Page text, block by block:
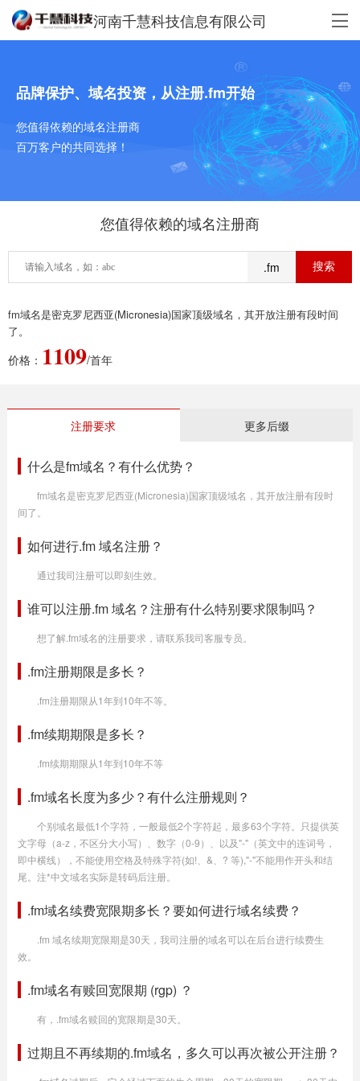
河南千慧科技信息有限公司
品牌保护、域名投资，从注册.fm开始
您值得依赖的域名注册商
百万客户的共同选择！
您值得依赖的域名注册商
.fm
fm域名是密克罗尼西亚(Micronesia)国家顶级域名，其开放注册有段时间
了。
价格： 1109/首年
注册要求 更多后缀
什么是fm域名？有什么优势？
fm域名是密克罗尼西亚(Micronesia)国家顶级域名，其开放注册有段时
间了。
如何进行.fm 域名注册？
通过我司注册可以即刻生效。
谁可以注册.fm 域名？注册有什么特别要求限制吗？
想了解.fm域名的注册要求，请联系我司客服专员。
.fm注册期限是多长？
.fm注册期限从1年到10年不等。
.fm续期期限是多长？
.fm续期期限从1年到10年不等
.fm域名长度为多少？有什么注册规则？
个别域名最低1个字符，一般最低2个字符起，最多63个字符。只提供英
文字母（a-z，不区分大小写）、数字（0-9）、以及"-"（英文中的连词号，
即中横线），不能使用空格及特殊字符(如!、&、? 等),"-"不能用作开头和结
尾。注*中文域名实际是转码后注册。
.fm域名续费宽限期多长？要如何进行域名续费？
.fm 域名续期宽限期是30天，我司注册的域名可以在后台进行续费生
效。
.fm域名有赎回宽限期 (rgp) ？
有，.fm域名赎回的宽限期是30天。
过期且不再续期的.fm域名，多久可以再次被公开注册？